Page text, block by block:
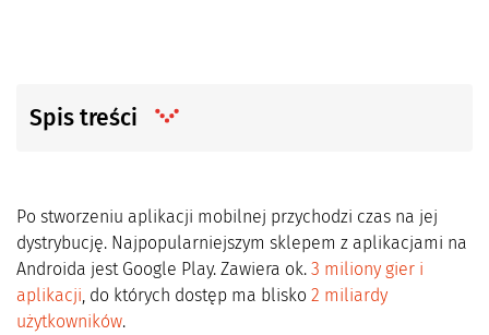
Spis treści
Po stworzeniu aplikacji mobilnej przychodzi czas na jej
dystrybucję. Najpopularniejszym sklepem z aplikacjami na
Androida jest Google Play. Zawiera ok. 3 miliony gier i
aplikacji, do których dostęp ma blisko 2 miliardy
użytkowników.